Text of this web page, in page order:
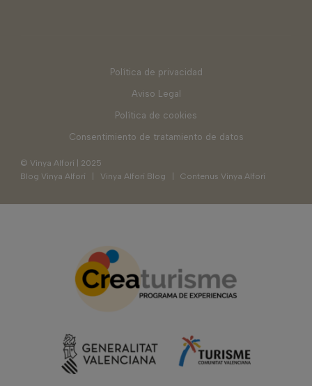
Política de privacidad
Aviso Legal
Política de cookies
Consentimiento de tratamiento de datos
© Vinya Alforí | 2025
Blog Vinya Alforí
Vinya Alforí Blog Contenus Vinya Alforí